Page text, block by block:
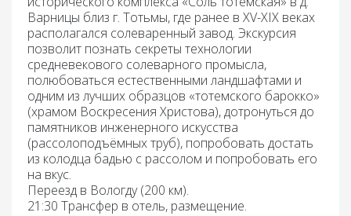
Варницы близ г. Тотьмы, где ранее в XV-XIX веках
располагался солеваренный завод. Экскурсия
позволит познать секреты технологии
средневекового солеварного промысла,
полюбоваться естественными ландшафтами и
одним из лучших образцов «тотемского барокко»
(храмом Воскресения Христова), дотронуться до
памятников инженерного искусства
(рассолоподъёмных труб), попробовать достать
из колодца бадью с рассолом и попробовать его
на вкус.
Переезд в Вологду(200 км).
21:30 Трансфер в отель, размещение.